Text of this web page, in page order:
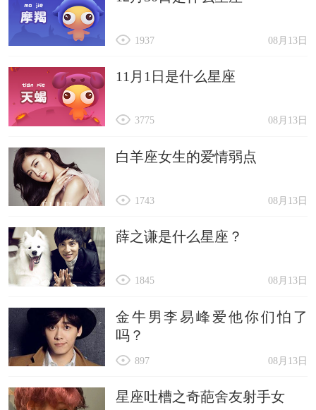
08月13日
1937
11月1日是什么星座
08月13日
3775
白羊座女生的爱情弱点
08月13日
1743
薛之谦是什么星座？
08月13日
1845
金牛男李易峰爱他你们怕了
吗？
08月13日
897
星座吐槽之奇葩舍友射手女